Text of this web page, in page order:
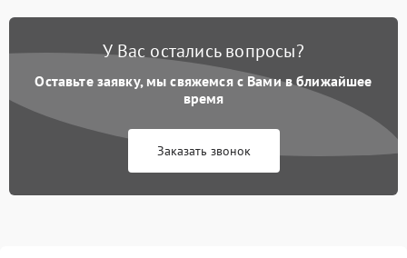
У Вас остались вопросы?
Оставьте заявку, мы свяжемся с Вами в ближайшее
время
Заказать звонок